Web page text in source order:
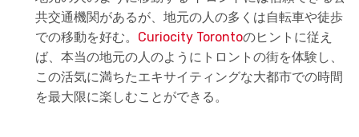
共交通機関があるが、地元の人の多くは自転車や徒歩
での移動を好む。 Curiocity Torontoのヒントに従え
ば、本当の地元の人のようにトロントの街を体験し、
この活気に満ちたエキサイティングな大都市での時間
を最大限に楽しむことができる。